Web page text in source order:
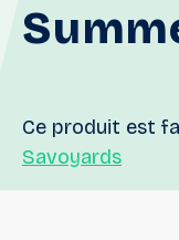
Ce produit est
Savoyards